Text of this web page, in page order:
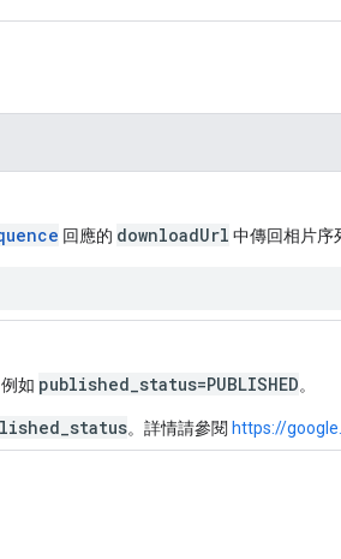
回應的 downloadUrl 中傳回相片序
如 published_status=PUBLISHED。
。詳情請參閱 https://